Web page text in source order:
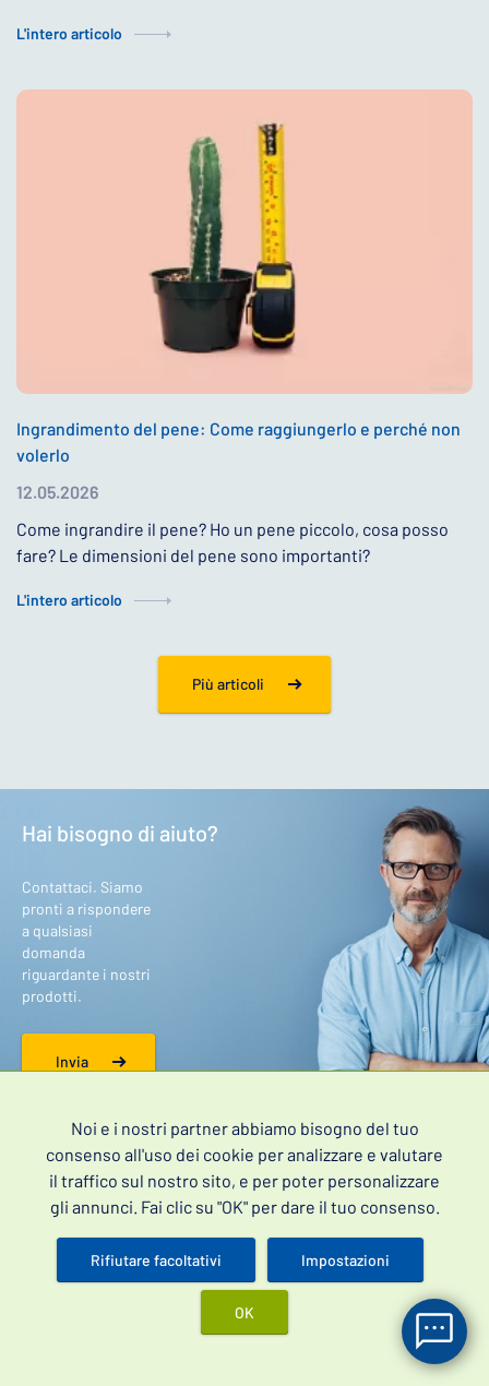
L'intero articolo
Ingrandimento del pene: Come raggiungerlo e perché non
volerlo
12.05.2026
Come ingrandire il pene? Ho un pene piccolo, cosa posso
fare? Le dimensioni del pene sono importanti?
L'intero articolo
Più articoli
Hai bisogno di aiuto?
Contattaci. Siamo
pronti a rispondere
a qualsiasi
domanda
riguardante i nostri
prodotti.
Invia
Sii il primo a scoprire le nostre offerte speciali.
Registrandoti acconsenti al trattamento dei tuoi dati personali
Noi e i nostri partner abbiamo bisogno del tuo
consenso all'uso dei cookie per analizzare e valutare
il traffico sul nostro sito, e per poter personalizzare
gli annunci. Fai clic su "OK" per dare il tuo consenso.
Rifiutare facoltativi Impostazioni
OK